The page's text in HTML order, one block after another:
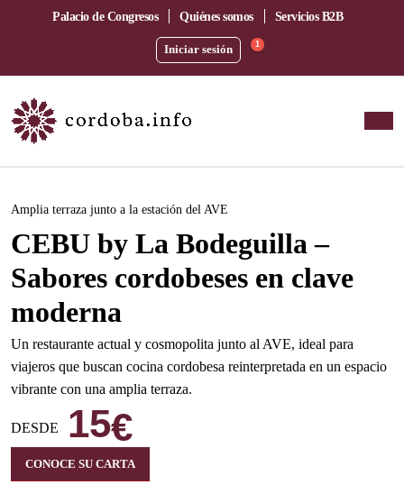
Palacio de Congresos Quiénes somos Servicios B2B
Iniciar sesión 1
Este evento ha pasado.
Amplia terraza junto a la estación del AVE
CEBU by La Bodeguilla –
Sabores cordobeses en clave
moderna
Un restaurante actual y cosmopolita junto al AVE, ideal para
viajeros que buscan cocina cordobesa reinterpretada en un espacio
vibrante con una amplia terraza.
DESDE 15€
CONOCE SU CARTA